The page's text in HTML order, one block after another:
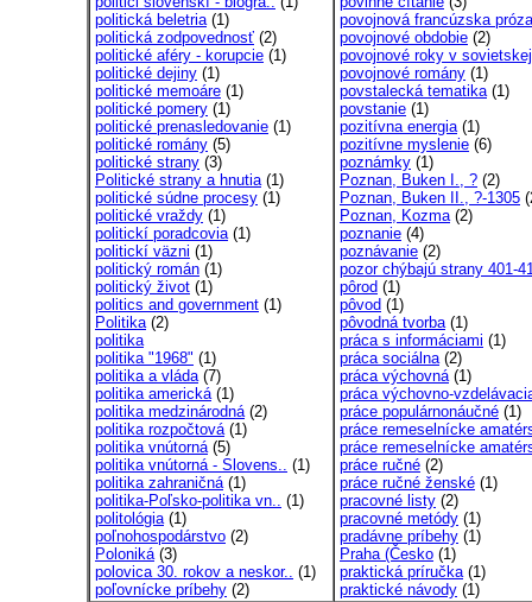
politická beletria(1)
politická zodpovednosť (2)
politické aféry - korupcie (1)
politické dejiny (1)
politické memoáre (1)
politické pomery (1)
politické prenasledovanie (1)
politické romány (5)
politické strany (3)
Politické strany a hnutia(1)
politické súdne procesy (1)
politické vraždy (1)
politickí poradcovia(1)
politickí väzni (1)
politický román (1)
politický život (1)
politics and government (1)
Politika(2)
politika
politika "1968" (1)
politika a vláda(7)
politika americká(1)
politika medzinárodná(2)
politika rozpočtová(1)
politika vnútorná(5)
politika vnútorná - Slovens.. (1)
politika zahraničná(1)
politika-Poľsko-politika vn.. (1)
politológia(1)
poľnohospodárstvo (2)
Poloniká(3)
polovica 30. rokov a neskor.. (1)
poľovnícke príbehy (2)
povojnová francúzska próza
povojnové obdobie (2)
povojnové roky v
povojnové romány (1)
povstalecká tematika(1)
povstanie (1)
pozitívna energia(1)
pozitívne myslenie (6)
poznámky (1)
Poznan, Buken I., ? (2)
Poznan, Buken II., ?-1305
Poznan, Kozma(2)
poznanie (4)
poznávanie (2)
pozor chýbajú strany 401-
pôrod (1)
pôvod (1)
pôvodná tvorba(1)
práca s informáciami (1)
práca sociálna(2)
práca výchovná(1)
práca výchovno-
práce populárnonáučné (1)
práce remeselnícke
práce remeselnícke
práce ručné (2)
práce ručné ženské (1)
pracovné listy (2)
pracovné metódy (1)
pradávne príbehy (1)
Praha (Česko (1)
praktická príručka(1)
praktické návody (1)